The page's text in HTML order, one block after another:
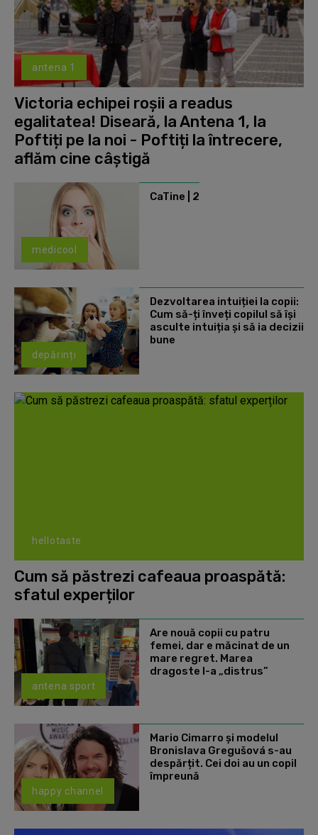
antena 1
Victoria echipei roșii a readus
egalitatea! Diseară, la Antena 1, la
Poftiți pe la noi - Poftiți la întrecere,
aflăm cine câștigă
medicool
CaTine | 2
depărinți
Dezvoltarea intuiției la copii:
Cum să-ți înveți copilul să își
asculte intuiția și să ia decizii
bune
hellotaste
Cum să păstrezi cafeaua proaspătă:
sfatul experților
antena sport
Are nouă copii cu patru
femei, dar e măcinat de un
mare regret. Marea
dragoste l-a „distrus”
happy channel
Mario Cimarro și modelul
Bronislava Gregušová s-au
despărțit. Cei doi au un copil
împreună